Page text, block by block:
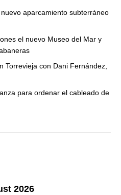
aparcamiento subterráneo
el nuevo Museo del Mar y
Torrevieja con Dani Fernández,
para ordenar el cableado de
2026